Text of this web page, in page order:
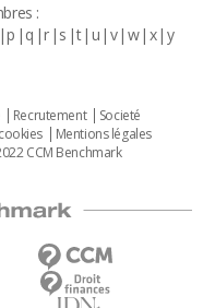
:
p q r s t u v w x y
Recrutement
Societé
Mentions légales
CCM Benchmark